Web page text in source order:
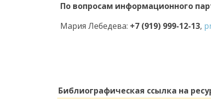
По вопросам информационного
Мария Лебедева: +7 (919) 999-12-13,
Библиографическая ссылка на